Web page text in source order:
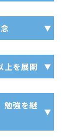
上を展開
勉強を継